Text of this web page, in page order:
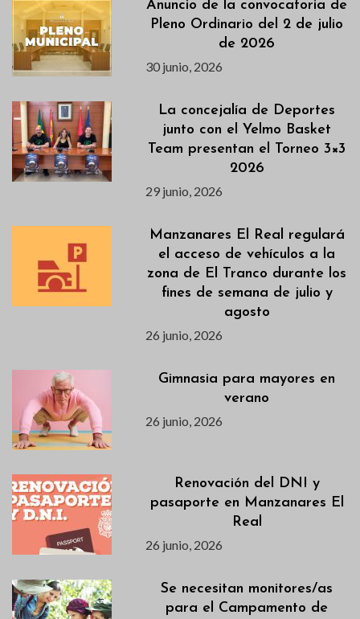
Anuncio de la convocatoria de
Pleno Ordinario del 2 de julio
de 2026
30 junio, 2026
La concejalía de Deportes
junto con el Yelmo Basket
Team presentan el Torneo 3×3
2026
29 junio, 2026
Manzanares El Real regulará
el acceso de vehículos a la
zona de El Tranco durante los
fines de semana de julio y
agosto
26 junio, 2026
Gimnasia para mayores en
verano
26 junio, 2026
Renovación del DNI y
pasaporte en Manzanares El
Real
26 junio, 2026
Se necesitan monitores/as
para el Campamento de